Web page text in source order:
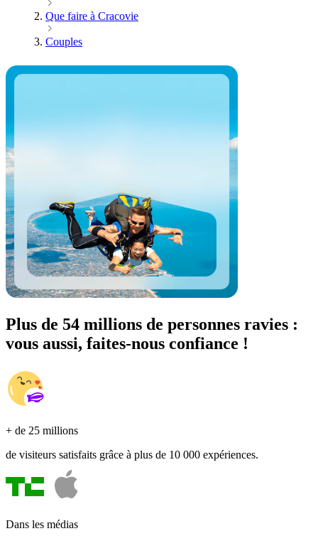
Que faire à Cracovie
Couples
Plus de 54 millions de personnes ravies :
vous aussi, faites-nous confiance !
+ de 25 millions
de visiteurs satisfaits grâce à plus de 10 000 expériences.
Dans les médias